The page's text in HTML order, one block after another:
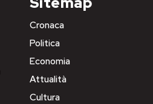
Cronaca
Politica
Economia
Attualità
Cultura